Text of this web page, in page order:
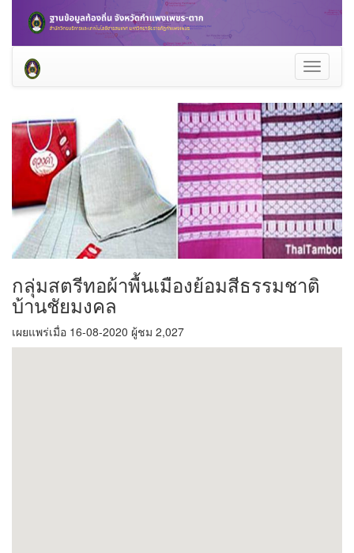
Toggle
กลุ่มสตรีทอผ้าพื้นเมืองย้อมสีธรรมชาติ
บ้านชัยมงคล
เผยแพร่เมื่อ 16-08-2020 ผู้ชม 2,027